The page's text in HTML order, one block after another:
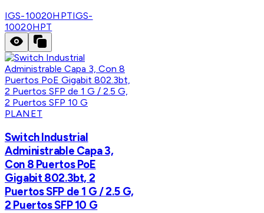
IGS-10020HPTIGS-
10020HPT
PLANET
Switch Industrial
Administrable Capa 3,
Con 8 Puertos PoE
Gigabit 802.3bt, 2
Puertos SFP de 1 G / 2.5 G,
2 Puertos SFP 10 G